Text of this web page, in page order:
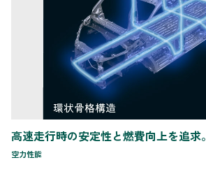
高速走行時の安定性と燃費向上を追求。
空力性能